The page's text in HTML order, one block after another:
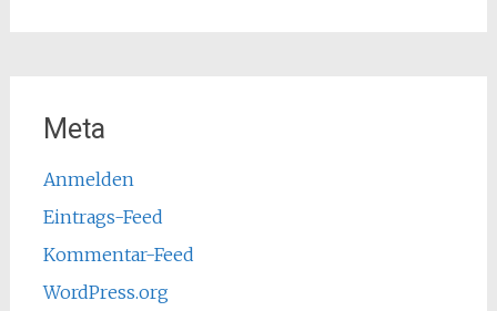
Meta
Anmelden
Eintrags-Feed
Kommentar-Feed
WordPress.org